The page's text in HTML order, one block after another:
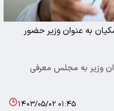
به عنوان وزیر حضور
عنوان وزیر به مجلس معرفی
۱۴۰۳/۰۵/۰۲ ۰۱:۴۵